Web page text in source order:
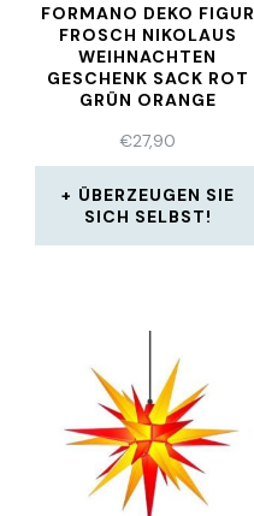
FORMANO DEKO FIGUR
FROSCH NIKOLAUS
WEIHNACHTEN
GESCHENK SACK ROT
GRÜN ORANGE
€27,90
ÜBERZEUGEN SIE
SICH SELBST!